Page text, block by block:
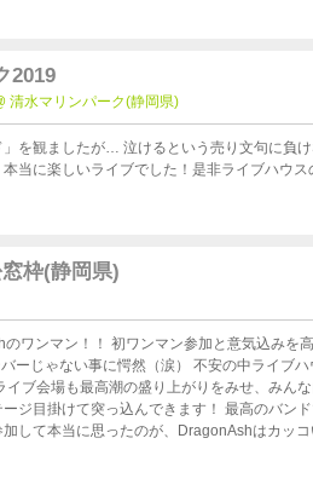
2019
清水マリンパーク(静岡県)
観ましたが… 泣けるという売り文句に負けない歌詞
当に楽しいライブでした！是非ライブハウ
枠(静岡県)
ワンマン！！ 初ワンマン参加と意気込みを
ーじゃない事に愕然（涙） 不安の中ライブ
ジ目掛けて突っ込んできます！ 最高のバン
して本当に思ったのが、DragonAshはカッコ